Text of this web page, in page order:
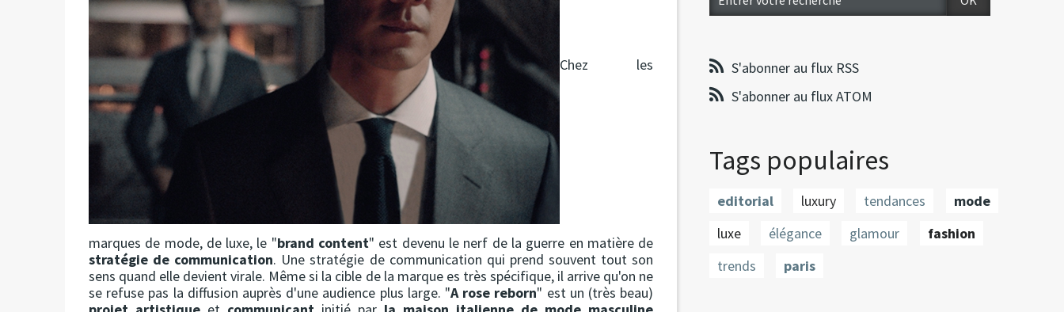
Chez les
marques de mode, de luxe, le "brand content" est devenu le nerf de la guerre en matière de
stratégie de communication. Une stratégie de communication qui prend souvent tout son
sens quand elle devient virale. Même si la cible de la marque es très spécifique, il arrive qu'on ne
se refuse pas la diffusion auprès d'une audience plus large. "A rose reborn" est un (très beau)
S'abonner au flux RSS
S'abonner au flux ATOM
Tags populaires
editorial luxury tendances
mode
luxe
élégance glamour
fashion
trends
paris